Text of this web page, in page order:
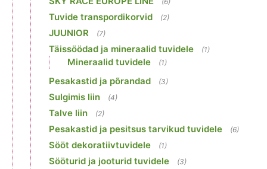
Tuvide transpordikorvid (2)
JUUNIOR (7)
Täissöödad ja mineraalid tuvidele (1)
Mineraalid tuvidele (1)
Pesakastid ja põrandad (3)
Sulgimis liin (4)
Talve liin (2)
Pesakastid ja pesitsus tarvikud tuvidele (6)
Sööt dekoratiivtuvidele (1)
Sööturid ja jooturid tuvidele (3)